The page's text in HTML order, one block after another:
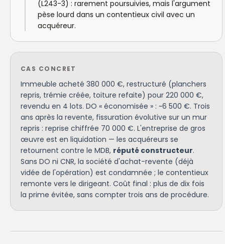
(L243-3) : rarement poursuivies, mais l'argument
pèse lourd dans un contentieux civil avec un
acquéreur.
CAS CONCRET
Immeuble acheté 380 000 €, restructuré (planchers
repris, trémie créée, toiture refaite) pour 220 000 €,
revendu en 4 lots. DO « économisée » : ~6 500 €. Trois
ans après la revente, fissuration évolutive sur un mur
repris : reprise chiffrée 70 000 €. L'entreprise de gros
œuvre est en liquidation — les acquéreurs se
retournent contre le MDB, réputé constructeur.
Sans DO ni CNR, la société d'achat-revente (déjà
vidée de l'opération) est condamnée ; le contentieux
remonte vers le dirigeant. Coût final : plus de dix fois
la prime évitée, sans compter trois ans de procédure.